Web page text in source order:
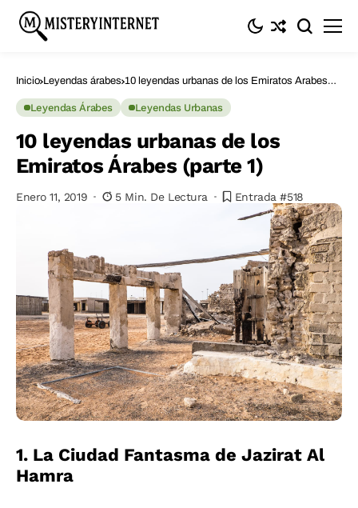
Inicio Leyendas árabes 10 leyendas urbanas de los Emiratos Árabes
Leyendas Árabes Leyendas Urbanas
10 leyendas urbanas de los
Emiratos Árabes (parte 1)
Enero 11, 2019 5 Min. De Lectura Entrada #518
1. La Ciudad Fantasma de Jazirat Al
Hamra